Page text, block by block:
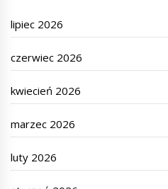
lipiec 2026
czerwiec 2026
kwiecień 2026
marzec 2026
luty 2026